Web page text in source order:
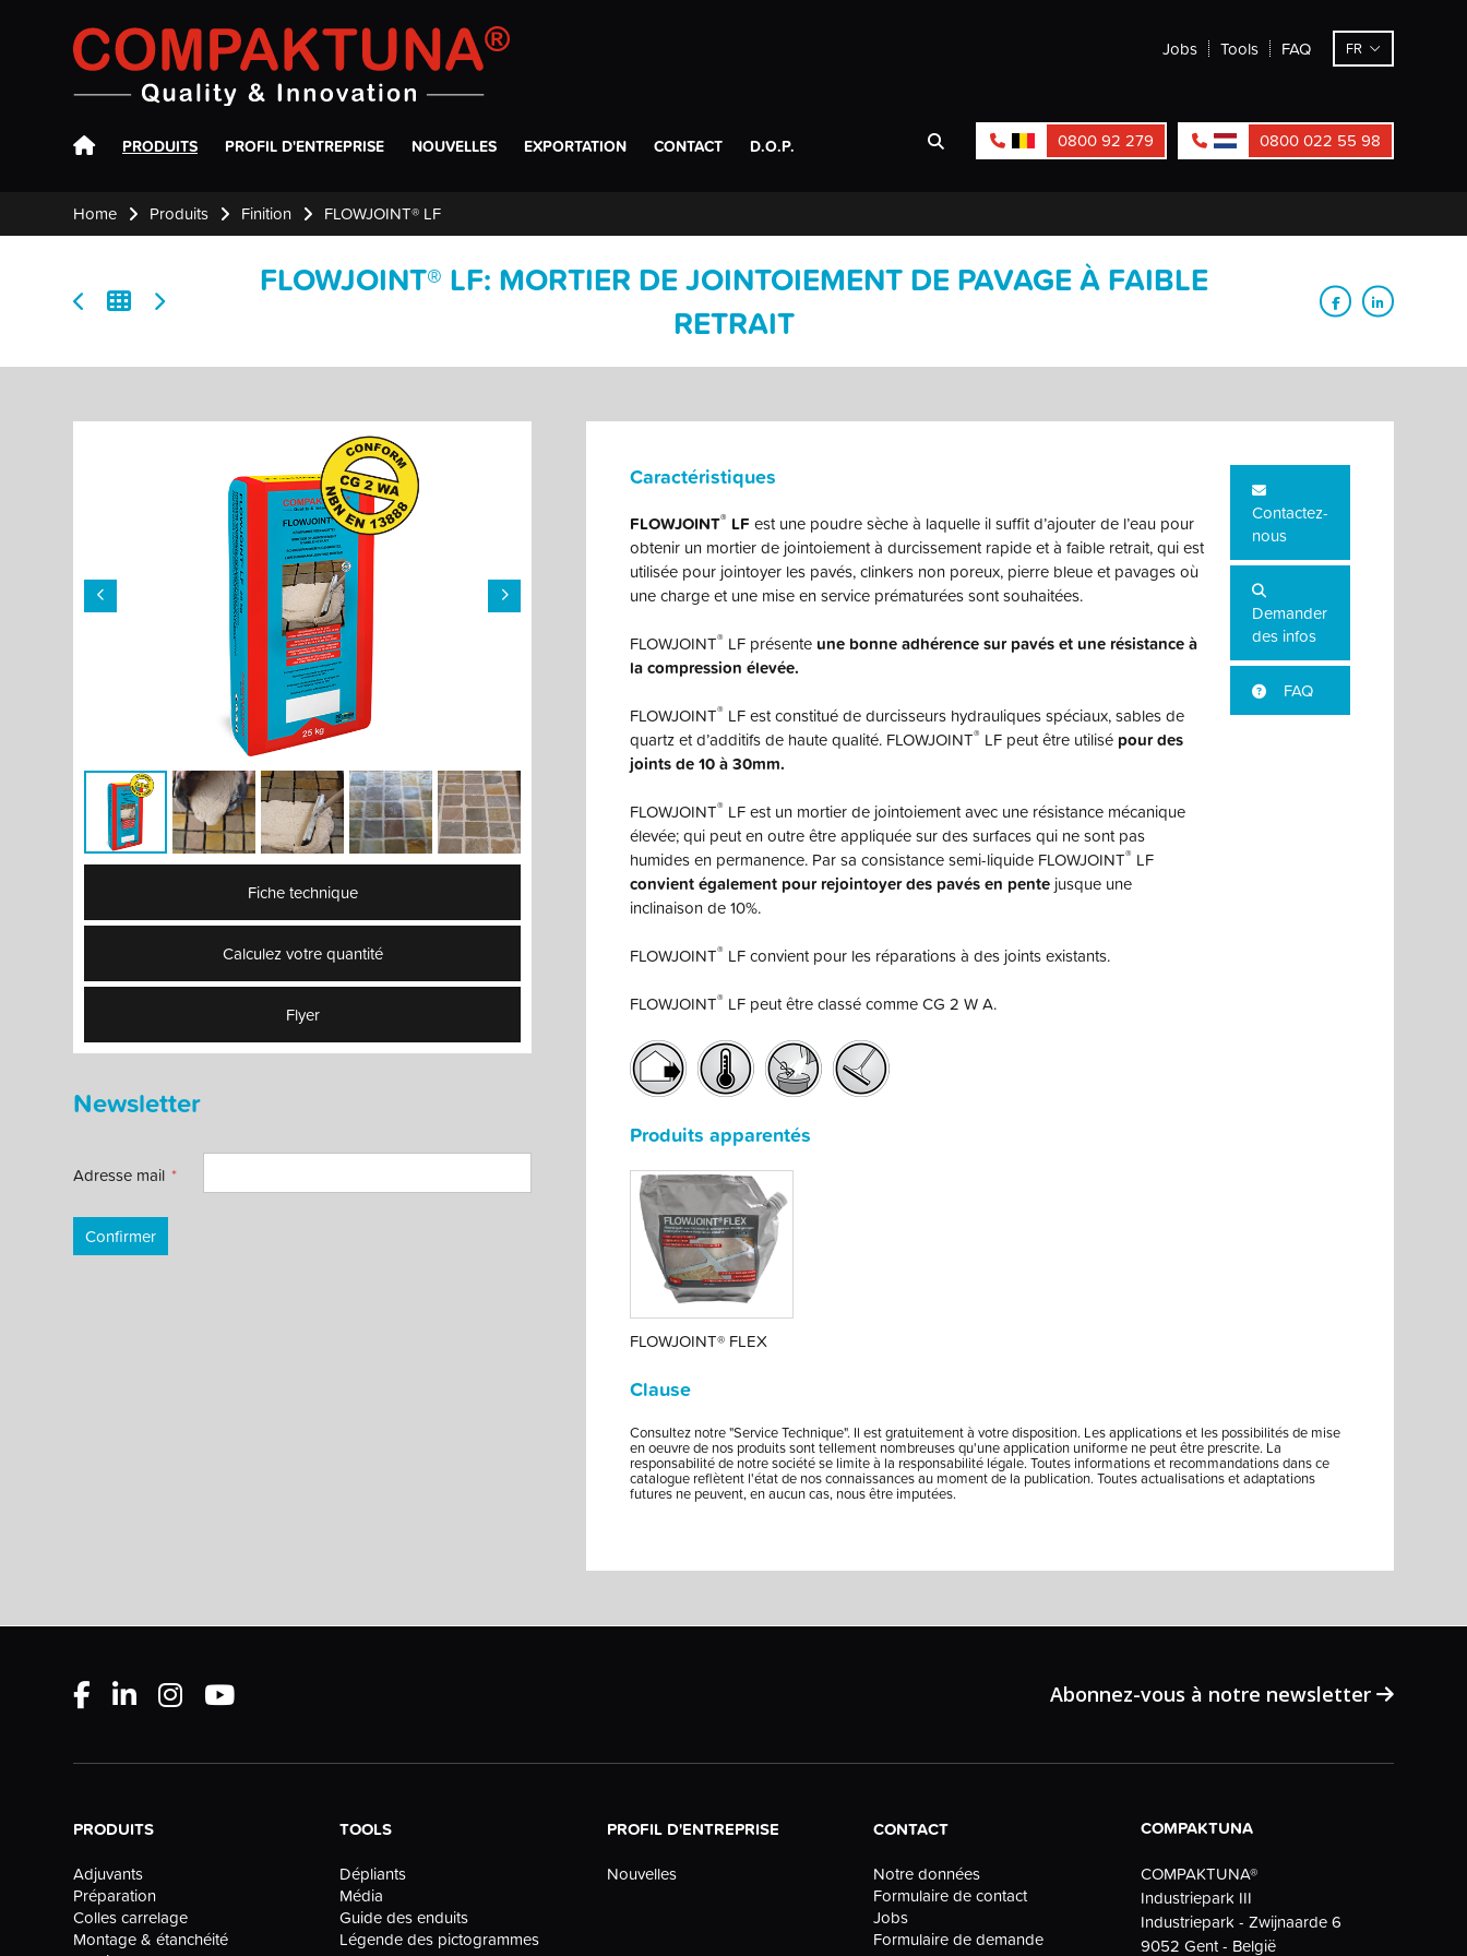
Compaktuna Jobs Tools FAQ FR
PRODUITS PROFIL D'ENTREPRISE NOUVELLES EXPORTATION CONTACT D.O.P. 0800 92 279 0800 022 55 98
Home Produits Finition FLOWJOINT® LF
FLOWJOINT® LF: MORTIER DE JOINTOIEMENT DE PAVAGE À FAIBLE
RETRAIT
Fiche technique
Calculez votre quantité
Flyer
Newsletter
Adresse mail
Confirmer
Caractéristiques
FLOWJOINT® LF est une poudre sèche à laquelle il suffit d’ajouter de l’eau pour
obtenir un mortier de jointoiement à durcissement rapide et à faible retrait, qui est
utilisée pour jointoyer les pavés, clinkers non poreux, pierre bleue et pavages où
une charge et une mise en service prématurées sont souhaitées.
FLOWJOINT® LF présente une bonne adhérence sur pavés et une résistance à
la compression élevée.
FLOWJOINT® LF est constitué de durcisseurs hydrauliques spéciaux, sables de
quartz et d’additifs de haute qualité. FLOWJOINT® LF peut être utilisé pour des
joints de 10 à 30mm.
FLOWJOINT® LF est un mortier de jointoiement avec une résistance mécanique
élevée; qui peut en outre être appliquée sur des surfaces qui ne sont pas
humides en permanence. Par sa consistance semi-liquide FLOWJOINT® LF
convient également pour rejointoyer des pavés en pente jusque une
inclinaison de 10%.
FLOWJOINT® LF convient pour les réparations à des joints existants.
FLOWJOINT® LF peut être classé comme CG 2 W A.
Contactez-
nous
Demander
des infos
FAQ
Produits apparentés
FLOWJOINT® FLEX
Clause
Consultez notre "Service Technique". Il est gratuitement à votre disposition. Les applications et les possibilités de mise
en oeuvre de nos produits sont tellement nombreuses qu'une application uniforme ne peut être prescrite. La
responsabilité de notre société se limite à la responsabilité légale. Toutes informations et recommandations dans ce
catalogue reflètent l'état de nos connaissances au moment de la publication. Toutes actualisations et adaptations
futures ne peuvent, en aucun cas, nous être imputées.
Abonnez-vous à notre newsletter
PRODUITS
Adjuvants
Préparation
Colles carrelage
Montage & étanchéité
TOOLS
Dépliants
Média
Guide des enduits
Légende des pictogrammes
PROFIL D'ENTREPRISE
Nouvelles
CONTACT
Notre données
Formulaire de contact
Jobs
Formulaire de demande
COMPAKTUNA
COMPAKTUNA®
Industriepark III
Industriepark - Zwijnaarde 6
9052 Gent - België